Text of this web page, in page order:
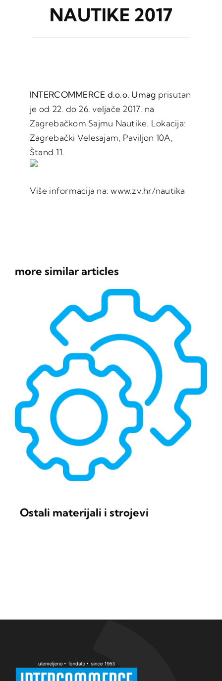
NAUTIKE 2017
INTERCOMMERCE d.o.o. Umag prisutan
je od 22. do 26. veljače 2017. na
Zagrebačkom Sajmu Nautike. Lokacija:
Zagrebački Velesajam, Paviljon 10A,
Štand 11.
Više informacija na: www.zv.hr/nautika
more similar articles
Ostali materijali i strojevi